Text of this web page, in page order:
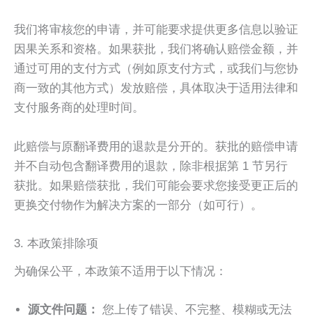
我们将审核您的申请，并可能要求提供更多信息以验证
因果关系和资格。如果获批，我们将确认赔偿金额，并
通过可用的支付方式（例如原支付方式，或我们与您协
商一致的其他方式）发放赔偿，具体取决于适用法律和
支付服务商的处理时间。
此赔偿与原翻译费用的退款是分开的。获批的赔偿申请
并不自动包含翻译费用的退款，除非根据第 1 节另行
获批。如果赔偿获批，我们可能会要求您接受更正后的
更换交付物作为解决方案的一部分（如可行）。
3. 本政策排除项
为确保公平，本政策不适用于以下情况：
源文件问题：
您上传了错误、不完整、模糊或无法